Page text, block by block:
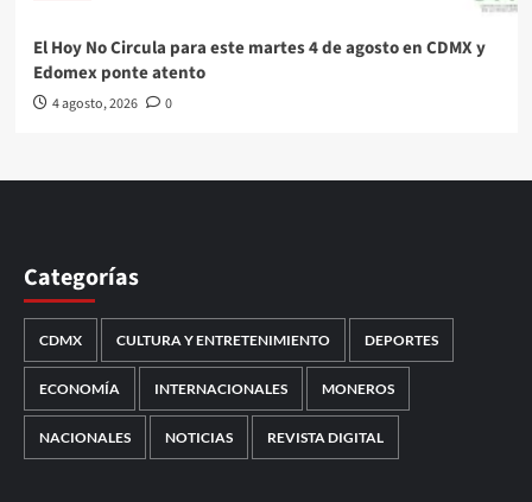
El Hoy No Circula para este martes 4 de agosto en CDMX y
Edomex ponte atento
4 agosto, 2026 0
Categorías
CDMX CULTURA Y ENTRETENIMIENTO DEPORTES
ECONOMÍA INTERNACIONALES MONEROS
NACIONALES NOTICIAS REVISTA DIGITAL